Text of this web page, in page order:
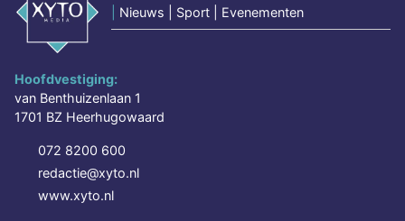
Nieuws | Sport | Evenementen
Hoofdvestiging:
van Benthuizenlaan 1
1701 BZ Heerhugowaard
072 8200 600
redactie@xyto.nl
www.xyto.nl